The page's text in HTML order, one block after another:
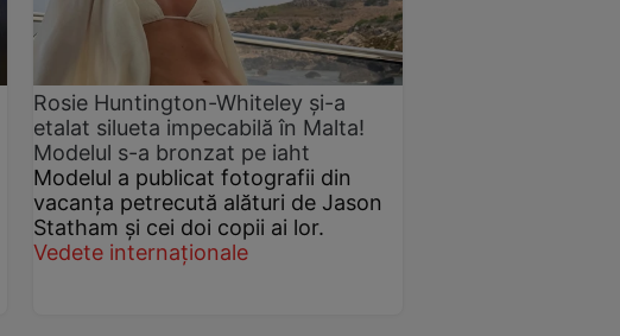
Rosie Huntington-Whiteley și-a
etalat silueta impecabilă în Malta!
Modelul s-a bronzat pe iaht
Modelul a publicat fotografii din
vacanța petrecută alături de Jason
Statham și cei doi copii ai lor.
Vedete internaționale